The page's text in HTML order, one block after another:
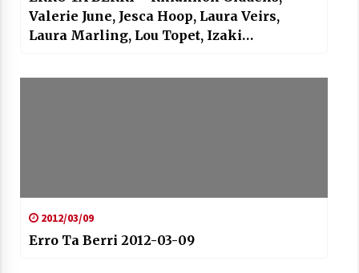
Arrosaren laburpen bideoa Hamaika
Telebistaren eskutik
Valerie June, Jesca Hoop, Laura Veirs,
Laura Marling, Lou Topet, Izaki
2012/03/09
Erro Ta Berri 2012-03-09